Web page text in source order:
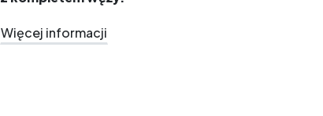
Więcej informacji